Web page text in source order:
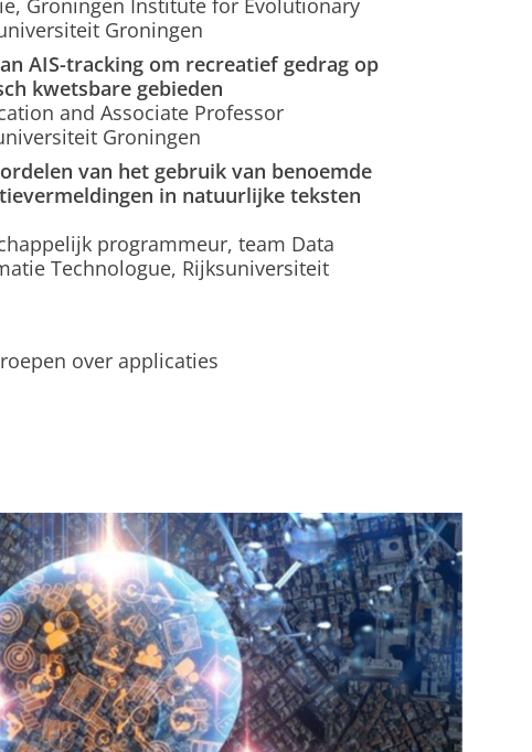
Groningen
AIS-tracking om recreatief gedrag op
kwetsbare gebieden
and Associate Professor
Groningen
van het gebruik van benoemde
in natuurlijke teksten
programmeur, team Data
Technologue, Rijksuniversiteit
over applicaties